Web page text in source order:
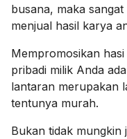
busana, maka
menjual hasil karya
Mempromosikan
pribadi milik Anda
lantaran merupakan
tentunya murah.
Bukan tidak mungkin